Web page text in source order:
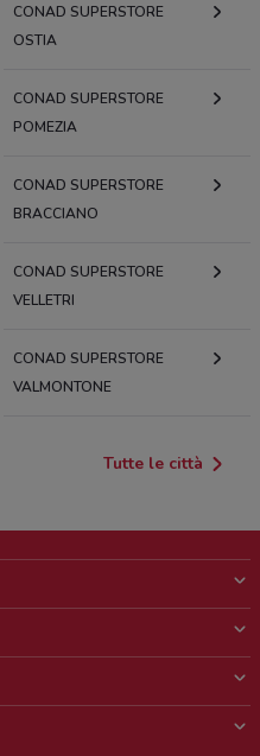
CONAD SUPERSTORE
OSTIA
CONAD SUPERSTORE
POMEZIA
CONAD SUPERSTORE
BRACCIANO
CONAD SUPERSTORE
VELLETRI
CONAD SUPERSTORE
VALMONTONE
Tutte le città